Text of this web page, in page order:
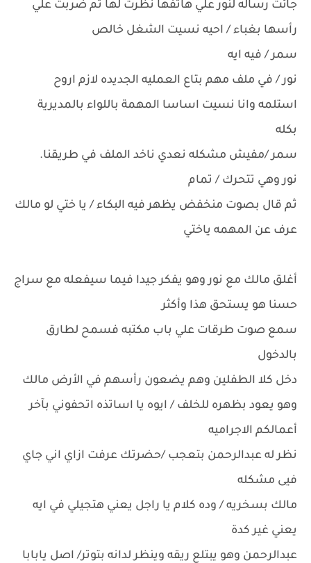
جائت رساله لنور علي هاتفها نظرت لها ثم ضربت علي
رأسها بغباء / احيه نسيت الشغل خالص
سمر / فيه ايه
نور / في ملف مهم بتاع العمليه الجديده لازم اروح
استلمه وانا نسيت اساسا المهمة باللواء بالمديرية
بكله
سمر /مفيش مشكله نعدي ناخد الملف في طريقنا.
نور وهي تتحرك / تمام
ثم قال بصوت منخفض يظهر فيه البكاء / يا ختي لو مالك
عرف عن المهمه ياختي
أغلق مالك مع نور وهو يفكر جيدا فيما سيفعله مع سراج
حسنا هو يستحق هذا وأكثر
سمع صوت طرقات علي باب مكتبه فسمح لطارق
بالدخول
دخل كلا الطفلين وهم يضعون رأسهم في الأرض مالك
وهو يعود بظهره للخلف / ايوه يا اساتذه اتحفوني بآخر
أعمالكم الاجراميه
نظر له عبدالرحمن بتعجب /حضرتك عرفت ازاي اني جاي
فيى مشكله
مالك بسخريه / وده كلام يا راجل يعني هتجيلي في ايه
يعني غير كدة
عبدالرحمن وهو يبتلع ريقه وينظر لدانه بتوتر/ اصل يابابا